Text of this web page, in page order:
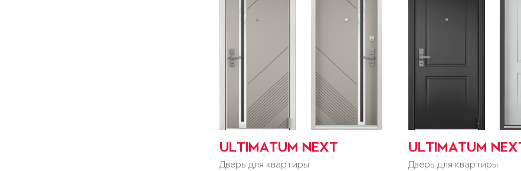
ULTIMATUM NEXT
Дверь для квартиры
ULTIMATUM
Дверь для квартиры